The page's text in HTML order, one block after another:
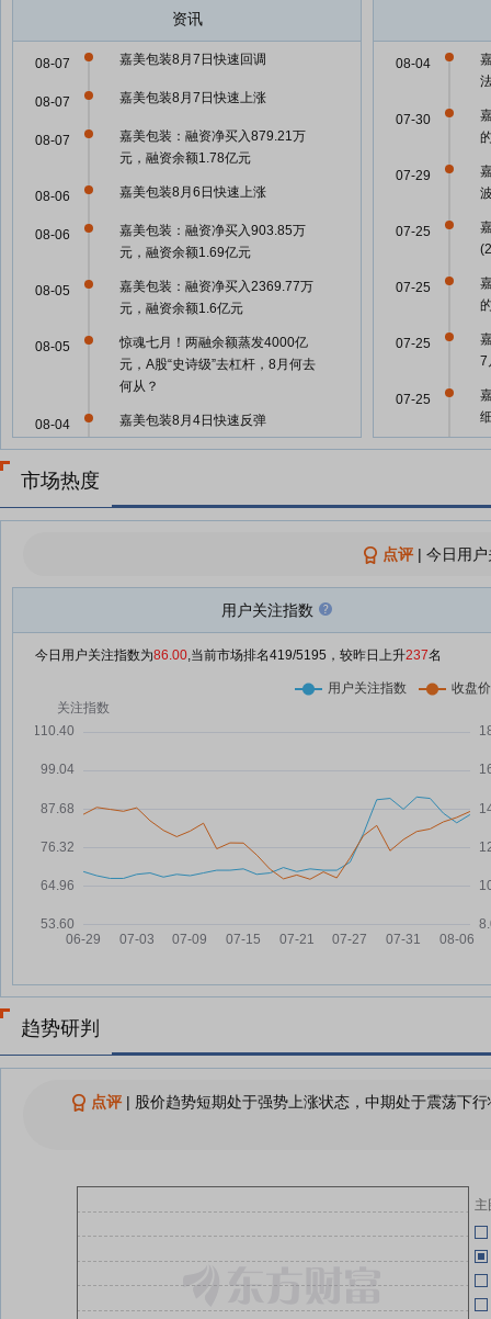
资讯
嘉美包装8月7日快速回调
08-07
嘉美包装8月7日快速上涨
08-07
嘉美包装：融资净买入879.21万
元，融资余额1.78亿元
08-07
嘉美包装8月6日快速上涨
08-06
嘉美包装：融资净买入903.85万
元，融资余额1.69亿元
08-06
嘉美包装：融资净买入2369.77万
元，融资余额1.6亿元
08-05
惊魂七月！两融余额蒸发4000亿
元，A股“史诗级”去杠杆，8月何去
何从？
08-05
嘉美包装8月4日快速反弹
08-04
08-03
嘉美包装8月3日加速下跌
嘉美包装7月31日盘中涨幅达5%
07-31
07-31
07-30
07-30
嘉美包装7月30日加速下跌
07-30
嘉美包装7月30日快速回调
07-30
07-30
08-04
07-30
07-29
07-25
07-25
7
07-25
07-25
07-25
07-25
7
07-25
07-25
07-25
市场热度
点评| 今日用
用户关注指数
今日用户关注指数为86.00,当前市场排名419/5195，较昨日上升237名
趋势研判
点评| 股价趋势短期处于强势上涨状态，中期处于震荡下
主